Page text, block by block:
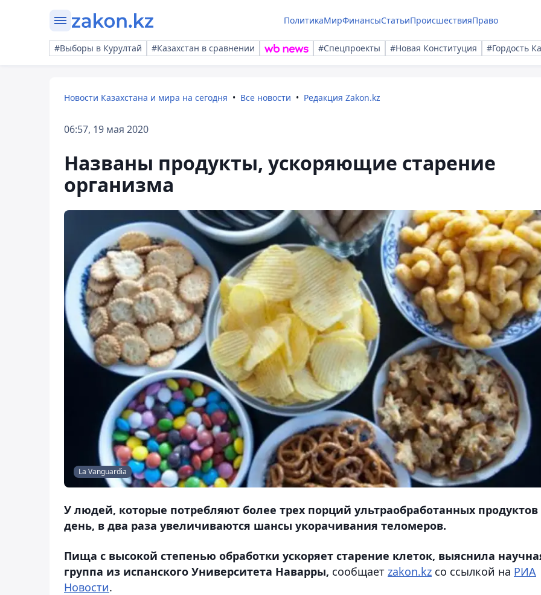
ПолитикаМирФинансыСтатьиПроисшествияПраво
#Выборы в Курултай #Казахстан в сравнении #Спецпроекты #Новая Конституция #Гордость
Новости Казахстана и мира на сегодня Все новости Редакция Zakon.kz
06:57, 19 мая 2020
Названы продукты, ускоряющие старение
организма
La Vanguardia
У людей, которые потребляют более трех порций ультраобработанных продуктов
день, в два раза увеличиваются шансы укорачивания теломеров.
Пища с высокой степенью обработки ускоряет старение клеток, выяснила
группа из испанского Университета Наварры, сообщает zakon.kz со ссылкой на РИА
Новости.